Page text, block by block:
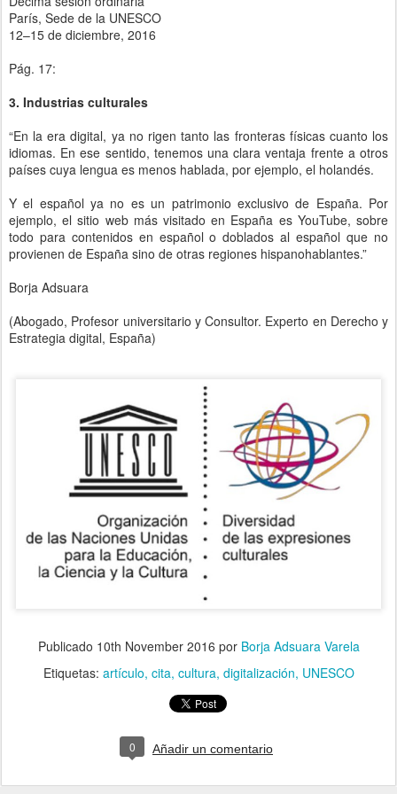
París, Sede de la UNESCO
12–15 de diciembre, 2016
Pág. 17:
3. Industrias culturales
“En la era digital, ya no rigen tanto las fronteras físicas cuanto los
idiomas. En ese sentido, tenemos una clara ventaja frente a otros
países cuya lengua es menos hablada, por ejemplo, el holandés.
Y el español ya no es un patrimonio exclusivo de España. Por
ejemplo, el sitio web más visitado en España es YouTube, sobre
todo para contenidos en español o doblados al español que no
provienen de España sino de otras regiones hispanohablantes.”
Borja Adsuara
(Abogado, Profesor universitario y Consultor. Experto en Derecho y
Estrategia digital, España)
Publicado 10th November 2016 por Borja Adsuara Varela
Etiquetas: artículo cita cultura digitalización UNESCO
0 Añadir un comentario